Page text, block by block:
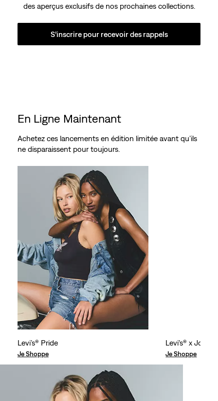
des aperçus exclusifs de nos prochaines collections.
S’inscrire pour recevoir des rappels
En Ligne Maintenant
Achetez ces lancements en édition limitée avant qu’ils
ne disparaissent pour toujours.
Levi’s® Pride
Je Shoppe
Levi's® x Jordan
Je Shoppe